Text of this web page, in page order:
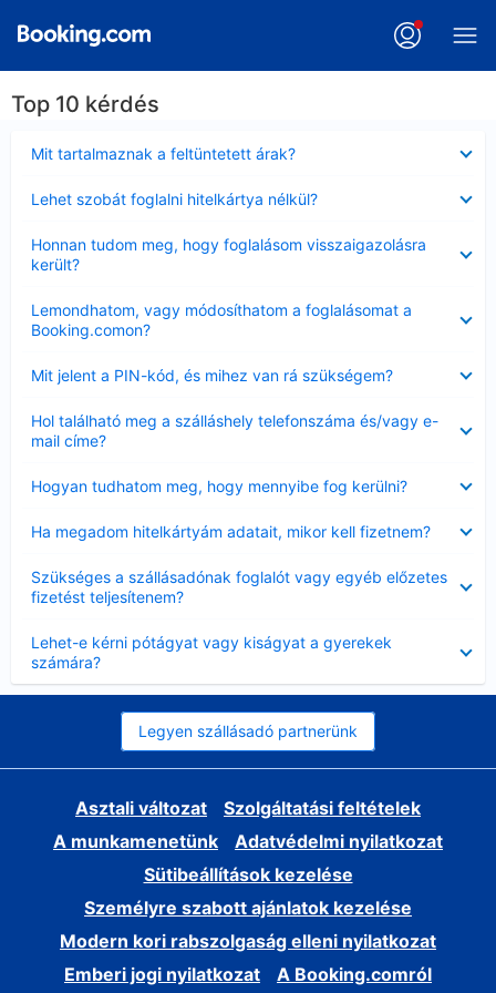
Top 10 kérdés
Mit tartalmaznak a feltüntetett árak?
Lehet szobát foglalni hitelkártya nélkül?
Honnan tudom meg, hogy foglalásom visszaigazolásra
került?
Lemondhatom, vagy módosíthatom a foglalásomat a
Booking.comon?
Mit jelent a PIN-kód, és mihez van rá szükségem?
Hol található meg a szálláshely telefonszáma és/vagy e-
mail címe?
Hogyan tudhatom meg, hogy mennyibe fog kerülni?
Ha megadom hitelkártyám adatait, mikor kell fizetnem?
Szükséges a szállásadónak foglalót vagy egyéb előzetes
fizetést teljesítenem?
Lehet-e kérni pótágyat vagy kiságyat a gyerekek
számára?
Legyen szállásadó partnerünk
Asztali változat
Szolgáltatási feltételek
A munkamenetünk
Adatvédelmi nyilatkozat
Sütibeállítások kezelése
Személyre szabott ajánlatok kezelése
Modern kori rabszolgaság elleni nyilatkozat
Emberi jogi nyilatkozat
A Booking.comról